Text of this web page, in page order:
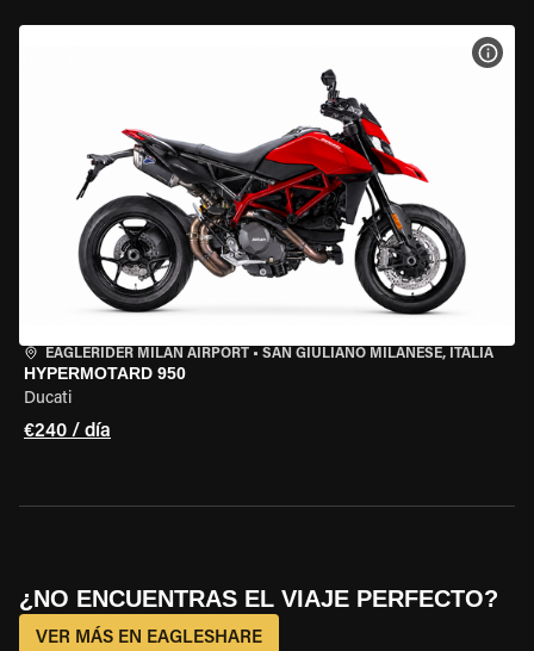
EAGLERIDER MILAN AIRPORT • SAN GIULIANO MILANESE, ITALIA
HYPERMOTARD 950
Ducati
€240 / día
VER
¿NO ENCUENTRAS EL VIAJE PERFECTO?
VER MÁS EN EAGLESHARE